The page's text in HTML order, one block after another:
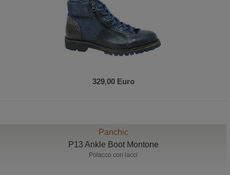
329,00 Euro
Panchic
P13 Ankle Boot Montone
Polacco con lacci